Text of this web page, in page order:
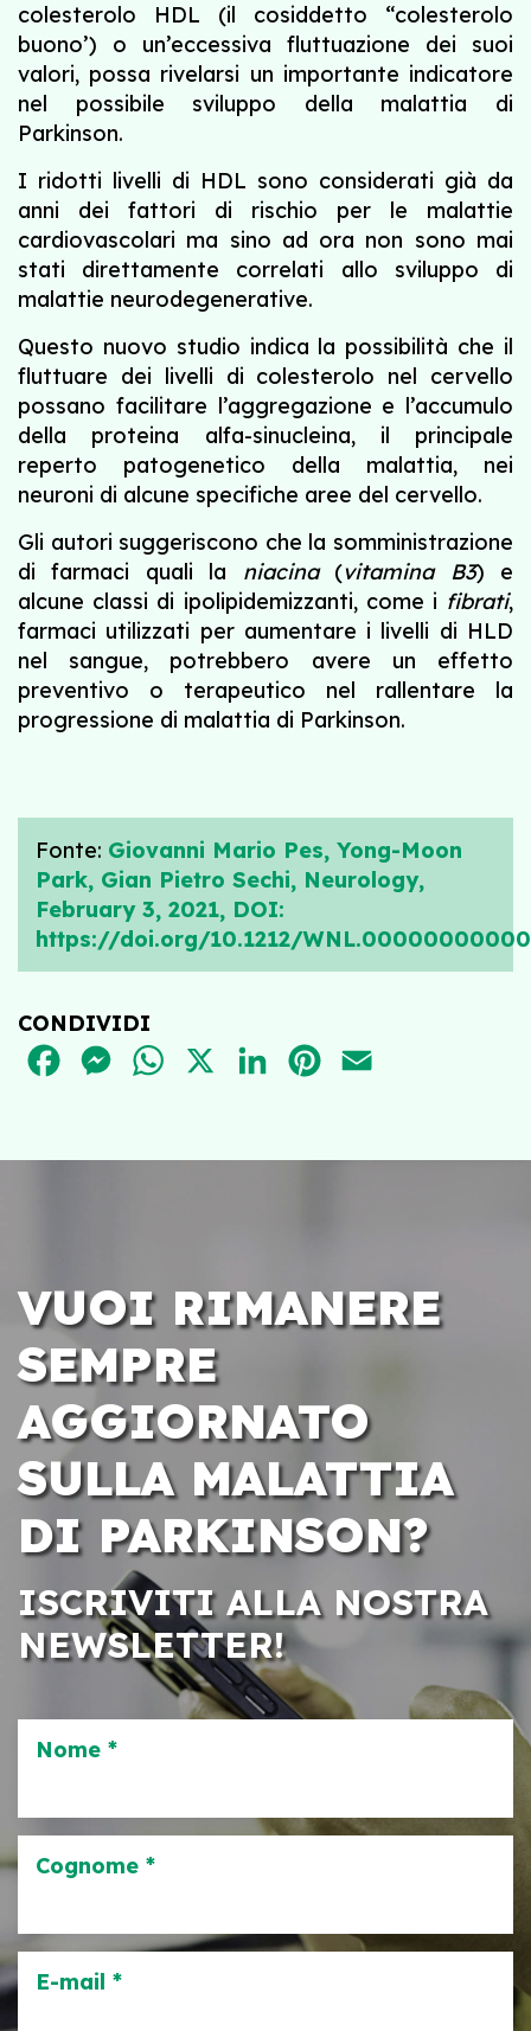
colesterolo HDL (il cosiddetto “colesterolo
buono’) o un’eccessiva fluttuazione dei suoi
valori, possa rivelarsi un importante indicatore
nel possibile sviluppo della malattia di
Parkinson.
I ridotti livelli di HDL sono considerati già da
anni dei fattori di rischio per le malattie
cardiovascolari ma sino ad ora non sono mai
stati direttamente correlati allo sviluppo di
malattie neurodegenerative.
Questo nuovo studio indica la possibilità che il
fluttuare dei livelli di colesterolo nel cervello
possano facilitare l’aggregazione e l’accumulo
della proteina alfa-sinucleina, il principale
reperto patogenetico della malattia, nei
neuroni di alcune specifiche aree del cervello.
Gli autori suggeriscono che la somministrazione
di farmaci quali la niacina(vitamina B3) e
alcune classi di ipolipidemizzanti, come i fibrati,
farmaci utilizzati per aumentare i livelli di HLD
nel sangue, potrebbero avere un effetto
preventivo o terapeutico nel rallentare la
progressione di malattia di Parkinson.
Fonte: Giovanni Mario Pes, Yong-Moon
Park, Gian Pietro Sechi, Neurology,
February 3, 2021, DOI:
https://doi.org/10.1212/
CONDIVIDI
FACEBOOKMESSENGER
WHATSAPPLINKEDINPINTEREST
VUOI RIMANERE
SEMPRE
AGGIORNATO
SULLA MALATTIA
DI PARKINSON?
ISCRIVITI ALLA NOSTRA
NEWSLETTER!
Nome *
Cognome *
E-mail *